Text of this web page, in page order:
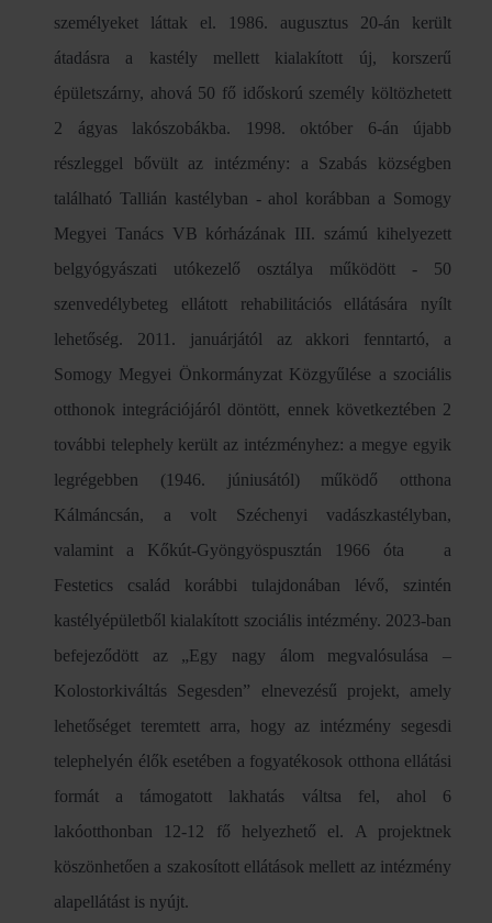
személyeket láttak el. 1986. augusztus 20-án került
átadásra a kastély mellett kialakított új, korszerű
épületszárny, ahová 50 fő időskorú személy költözhetett
2 ágyas lakószobákba. 1998. október 6-án újabb
részleggel bővült az intézmény: a Szabás községben
található Tallián kastélyban - ahol korábban a Somogy
Megyei Tanács VB kórházának III. számú kihelyezett
belgyógyászati utókezelő osztálya működött - 50
szenvedélybeteg ellátott rehabilitációs ellátására nyílt
lehetőség. 2011. januárjától az akkori fenntartó, a
Somogy Megyei Önkormányzat Közgyűlése a szociális
otthonok integrációjáról döntött, ennek következtében 2
további telephely került az intézményhez: a megye egyik
legrégebben (1946. júniusától) működő otthona
Kálmáncsán, a volt Széchenyi vadászkastélyban,
valamint a Kőkút-Gyöngyöspusztán 1966 óta a
Festetics család korábbi tulajdonában lévő, szintén
kastélyépületből kialakított szociális intézmény. 2023-ban
befejeződött az „Egy nagy álom megvalósulása –
Kolostorkiváltás Segesden” elnevezésű projekt, amely
lehetőséget teremtett arra, hogy az intézmény segesdi
telephelyén élők esetében a fogyatékosok otthona ellátási
formát a támogatott lakhatás váltsa fel, ahol 6
lakóotthonban 12-12 fő helyezhető el. A projektnek
köszönhetően a szakosított ellátások mellett az intézmény
alapellátást is nyújt.